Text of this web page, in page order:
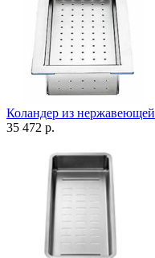
Коландер из
35 472 р.